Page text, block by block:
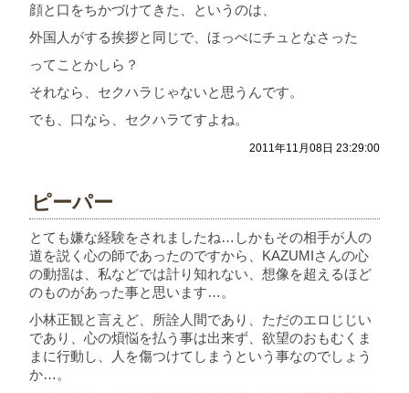
顔と口をちかづけてきた、というのは、
外国人がする挨拶と同じで、ほっぺにチュとなさった
ってことかしら？
それなら、セクハラじゃないと思うんです。
でも、口なら、セクハラてすよね。
2011年11月08日 23:29:00
ピーパー
とても嫌な経験をされましたね…しかもその相手が人の
道を説く心の師であったのですから、KAZUMIさんの心
の動揺は、私などでは計り知れない、想像を超えるほど
のものがあった事と思います…。
小林正観と言えど、所詮人間であり、ただのエロじじい
であり、心の煩悩を払う事は出来ず、欲望のおもむくま
まに行動し、人を傷つけてしまうという事なのでしょう
か…。